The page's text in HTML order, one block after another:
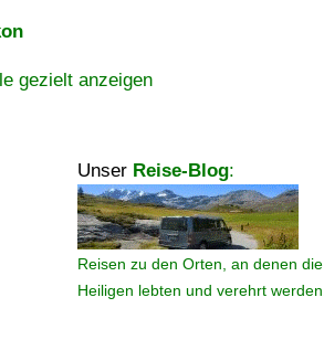
gezielt anzeigen
Unser Reise-Blog:
Reisen zu den Orten, an denen die
Heiligen lebten und verehrt werden.